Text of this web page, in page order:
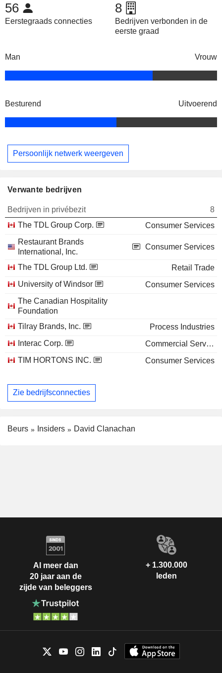
56
Eerstegraads connecties
8
Bedrijven verbonden in de
eerste graad
Man Vrouw
Besturend Uitvoerend
Persoonlijk netwerk weergeven
Verwante bedrijven
Bedrijven in privébezit
8
The TDL Group Corp.
Consumer Services
Restaurant Brands
International, Inc.
Consumer Services
The TDL Group Ltd.
Retail Trade
University of Windsor
Consumer Services
The Canadian Hospitality
Foundation
Tilray Brands, Inc.
Process Industries
Interac Corp.
Commercial Services
TIM HORTONS INC.
Consumer Services
Zie bedrijfsconnecties
Beurs Insiders David Clanachan
Al meer dan
20 jaar aan de
zijde van beleggers
+ 1.300.000
leden